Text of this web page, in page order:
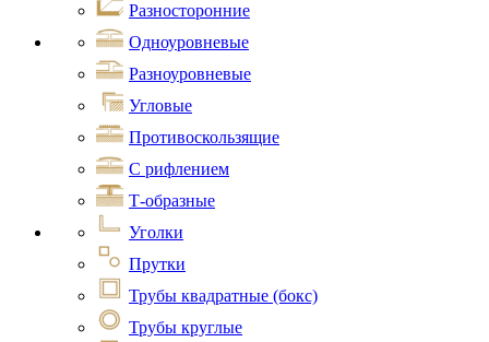
Разносторонние
Одноуровневые
Разноуровневые
Угловые
Противоскользящие
С рифлением
Т-образные
Уголки
Прутки
Трубы квадратные (бокс)
Трубы круглые